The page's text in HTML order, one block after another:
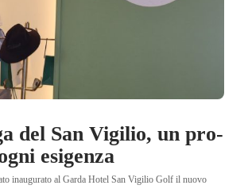
del San Vigilio, un pro-
esigenza
inaugurato al Garda Hotel San Vigilio Golf il nuovo